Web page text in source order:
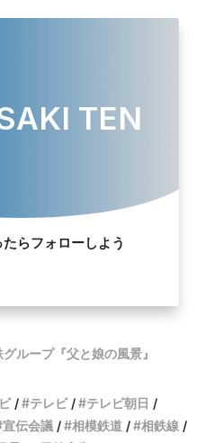
TEN
らフォローしよう
グループ『父と娘の風景』
テレビ
テレビ朝日
宣伝会議 相模鉄道
相鉄線